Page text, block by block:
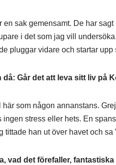
en sak gemensamt. De har
i det som jag vill
pluggar vidare och startar upp
Går det att leva sitt liv på
som någon annanstans.
stress eller hets. En
tittade han ut över havet och sa
vad det förefaller,